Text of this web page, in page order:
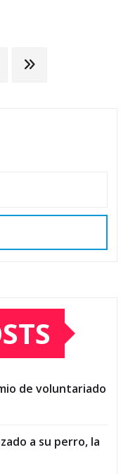
de voluntariado
a su perro, la